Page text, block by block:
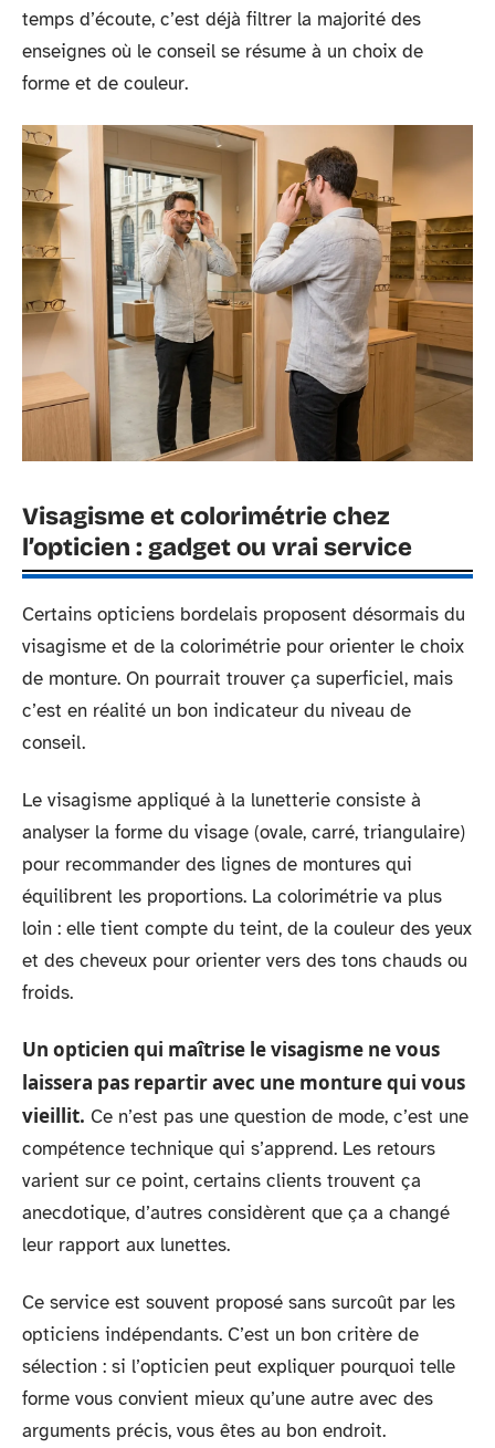
temps d’écoute, c’est déjà filtrer la majorité des
enseignes où le conseil se résume à un choix de
forme et de couleur.
Visagisme et colorimétrie chez
l’opticien : gadget ou vrai service
Certains opticiens bordelais proposent désormais du
visagisme et de la colorimétrie pour orienter le choix
de monture. On pourrait trouver ça superficiel, mais
c’est en réalité un bon indicateur du niveau de
conseil.
Le visagisme appliqué à la lunetterie consiste à
analyser la forme du visage (ovale, carré, triangulaire)
pour recommander des lignes de montures qui
équilibrent les proportions. La colorimétrie va plus
loin : elle tient compte du teint, de la couleur des yeux
et des cheveux pour orienter vers des tons chauds ou
froids.
Un opticien qui maîtrise le visagisme ne vous
laissera pas repartir avec une monture qui vous
vieillit. Ce n’est pas une question de mode, c’est une
compétence technique qui s’apprend. Les retours
varient sur ce point, certains clients trouvent ça
anecdotique, d’autres considèrent que ça a changé
leur rapport aux lunettes.
Ce service est souvent proposé sans surcoût par les
opticiens indépendants. C’est un bon critère de
sélection : si l’opticien peut expliquer pourquoi telle
forme vous convient mieux qu’une autre avec des
arguments précis, vous êtes au bon endroit.